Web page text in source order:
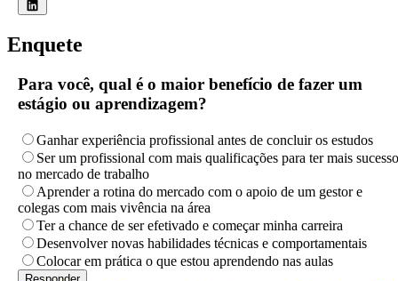
Enquete
Para você, qual é o maior benefício de fazer um
estágio ou aprendizagem?
Ganhar experiência profissional antes de concluir os estudos
Ser um profissional com mais qualificações para ter mais sucesso
no mercado de trabalho
Aprender a rotina do mercado com o apoio de um gestor e
colegas com mais vivência na área
Ter a chance de ser efetivado e começar minha carreira
Desenvolver novas habilidades técnicas e comportamentais
Colocar em prática o que estou aprendendo nas aulas